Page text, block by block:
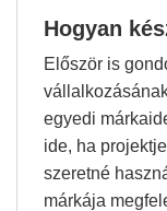
Hogyan
Először is
egyedi
ide, ha
szeretné
márkája